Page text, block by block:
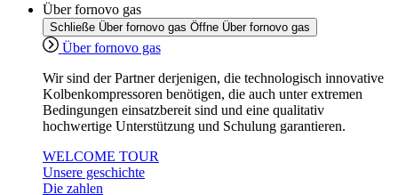
Über fornovo gas
Schließe Über fornovo gas Öffne Über fornovo gas
Über fornovo gas
Wir sind der Partner derjenigen, die technologisch innovative
Kolbenkompressoren benötigen, die auch unter extremen
Bedingungen einsatzbereit sind und eine qualitativ
hochwertige Unterstützung und Schulung garantieren.
WELCOME TOUR
Unsere geschichte
Die zahlen